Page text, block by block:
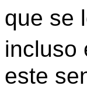
que se
incluso
este